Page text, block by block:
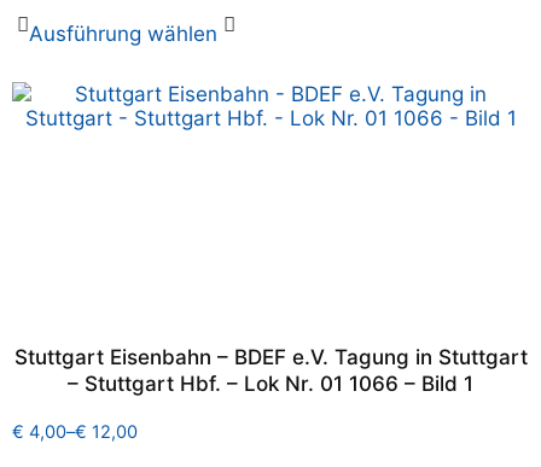
Ausführung wählen
Stuttgart Eisenbahn – BDEF e.V. Tagung in Stuttgart
– Stuttgart Hbf. – Lok Nr. 01 1066 – Bild 1
€ 4,00–€ 12,00